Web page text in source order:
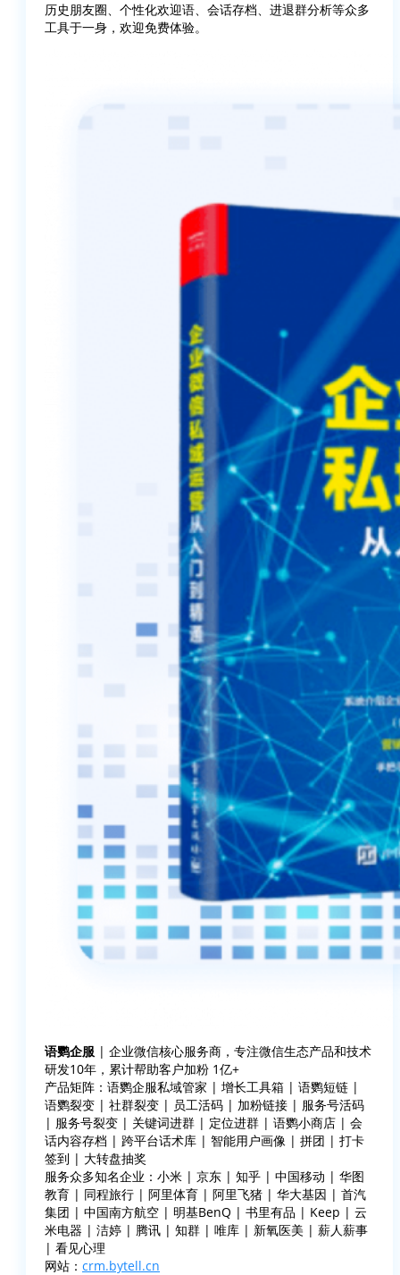
历史朋友圈、个性化欢迎语、会话存档、进退群分析等众多
工具于一身，欢迎免费体验。
语鹦企服 | 企业微信核心服务商，专注微信生态产品和技术
研发10年，累计帮助客户加粉 1亿+
产品矩阵：语鹦企服私域管家 | 增长工具箱 | 语鹦短链 |
语鹦裂变 | 社群裂变 | 员工活码 | 加粉链接 | 服务号活码
| 服务号裂变 | 关键词进群 | 定位进群 | 语鹦小商店 | 会
话内容存档 | 跨平台话术库 | 智能用户画像 | 拼团 | 打卡
签到 | 大转盘抽奖
服务众多知名企业：小米 | 京东 | 知乎 | 中国移动 | 华图
教育 | 同程旅行 | 阿里体育 | 阿里飞猪 | 华大基因 | 首汽
集团 | 中国南方航空 | 明基BenQ | 书里有品 | Keep | 云
米电器 | 洁婷 | 腾讯 | 知群 | 唯库 | 新氧医美 | 薪人薪事
| 看见心理
网站： crm.bytell.cn